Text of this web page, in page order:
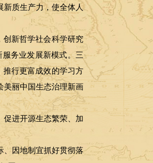
新质生产力，使全体人
创新哲学社会科学研究
务业发展新模式。三
推行更富成效的学习方
美丽中国生态治理新画
促进开源生态繁荣、加
、因地制宜抓好贯彻落